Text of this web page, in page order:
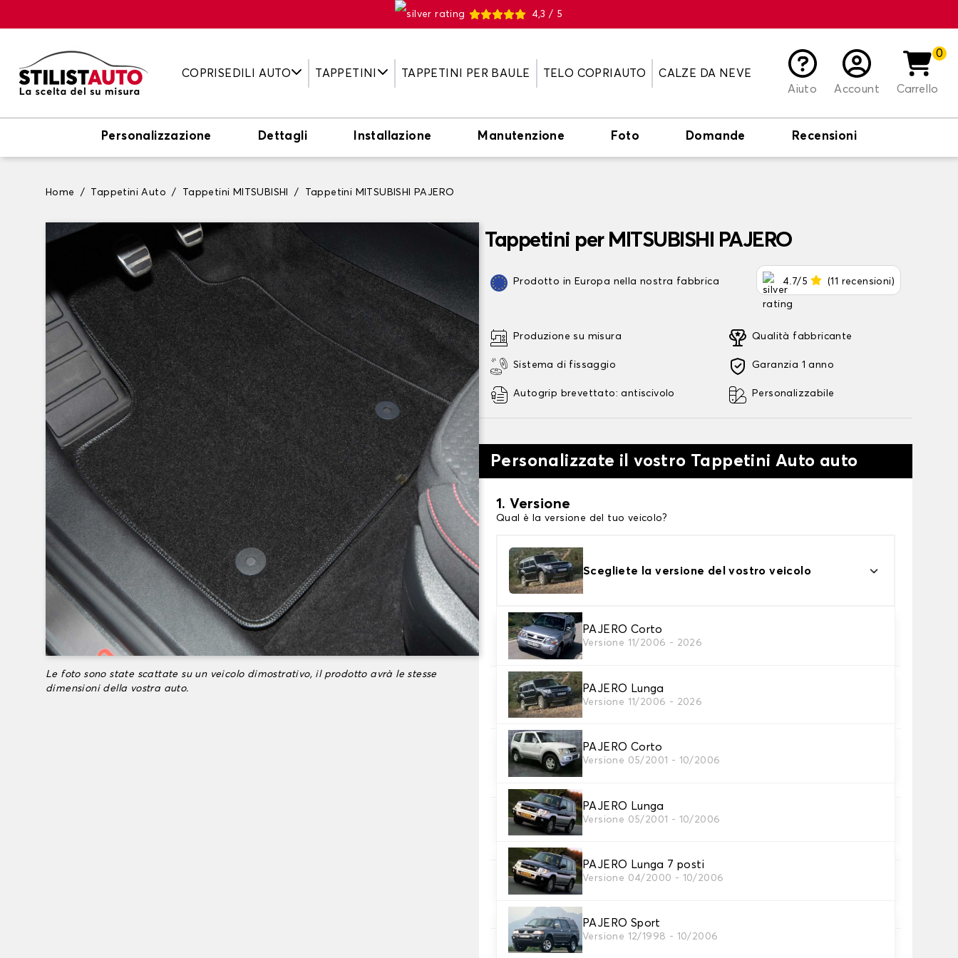
4,3 / 5
COPRISEDILI AUTO TAPPETINI TAPPETINI PER BAULE TELO COPRIAUTO
CALZE DA NEVE
Aiuto
Account
0
Carrello
Personalizzazione Dettagli Installazione Manutenzione Foto Domande Recensioni
Home Tappetini Auto Tappetini MITSUBISHI Tappetini MITSUBISHI PAJERO
Le foto sono state scattate su un veicolo dimostrativo, il prodotto avrà le stesse
dimensioni della vostra auto.
Tappetini per MITSUBISHI PAJERO
Prodotto in Europa nella nostra fabbrica 4.7/5 (11 recensioni)
Produzione su misura
Sistema di fissaggio
Autogrip brevettato: antiscivolo
Qualità fabbricante
Garanzia 1 anno
Personalizzabile
Personalizzate il vostro Tappetini Auto auto
1. Versione
Qual è la versione del tuo veicolo?
Scegliete la versione del vostro veicolo
PAJERO Corto
Versione 11/2006 - 2026
PAJERO Lunga
Versione 11/2006 - 2026
PAJERO Corto
Versione 05/2001 - 10/2006
PAJERO Lunga
Versione 05/2001 - 10/2006
PAJERO Lunga 7 posti
Versione 04/2000 - 10/2006
PAJERO Sport
Versione 12/1998 - 10/2006
2. Materiale
Scegli il materiale del tappetini auto
3. Set di tappetini
Selezionare il numero di tappetini per auto necessari.
4. Colori dei tappetini
Scegli il materiale del tappetino auto.
5. Materiale della cinghia
Scegliere il materiale della cinghia.
6. Colore dela cinghia
7. Antiscivolo Autogrip®